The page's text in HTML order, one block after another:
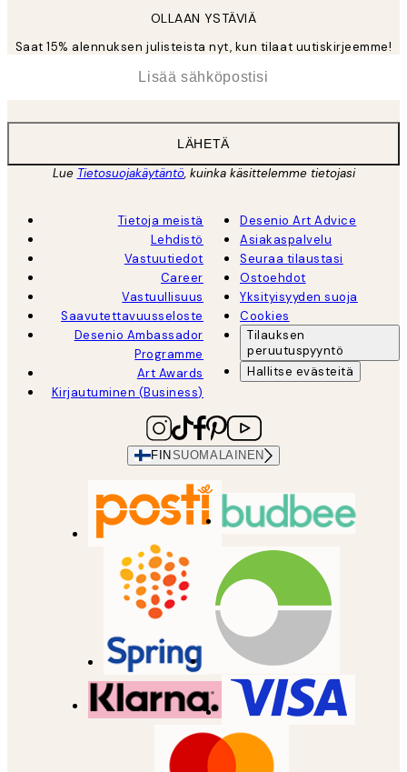
OLLAAN YSTÄVIÄ
Saat 15% alennuksen julisteista nyt, kun tilaat uutiskirjeemme!
LÄHETÄ
Lue Tietosuojakäytäntö, kuinka käsittelemme tietojasi
Tietoja meistä
Lehdistö
Vastuutiedot
Career
Vastuullisuus
Saavutettavuusseloste
Desenio Ambassador
Programme
Art Awards
Kirjautuminen (Business)
Desenio Art Advice
Asiakaspalvelu
Seuraa tilaustasi
Ostoehdot
Yksityisyyden suoja
Cookies
Tilauksen
peruutuspyyntö
Hallitse evästeitä
FIN SUOMALAINEN